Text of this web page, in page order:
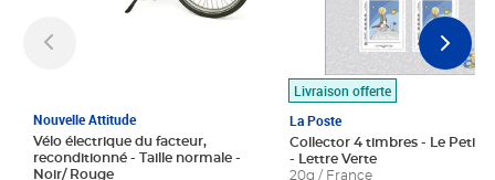
Nouvelle Attitude
Vélo électrique du facteur,
reconditionné - Taille normale -
Noir/ Rouge
Livraison offerte
La Poste
Collector 4 timbres - Le Petit
- Lettre Verte
20g / France